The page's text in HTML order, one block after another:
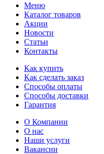
Меню
Каталог товаров
Акции
Новости
Статьи
Контакты
Как купить
Как сделать заказ
Способы оплаты
Способы доставки
Гарантия
О Компании
О нас
Наши услуги
Вакансии